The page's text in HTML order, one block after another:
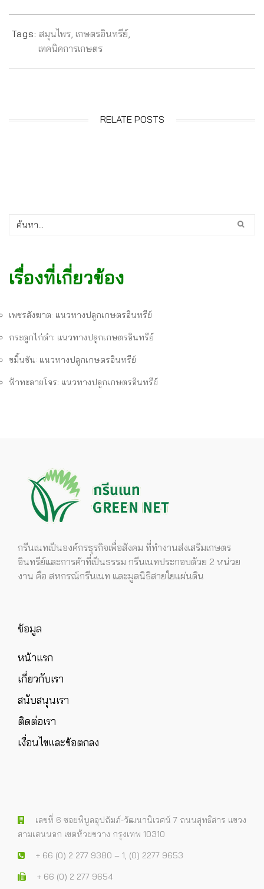
Tags: สมุนไพร, เกษตรอินทรีย์,
เทคนิคการเกษตร
RELATE POSTS
เรื่องที่เกี่ยวข้อง
เพชรสังฆาต: แนวทางปลูกเกษตรอินทรีย์
กระดูกไก่ดำ: แนวทางปลูกเกษตรอินทรีย์
ขมิ้นชัน: แนวทางปลูกเกษตรอินทรีย์
ฟ้าทะลายโจร: แนวทางปลูกเกษตรอินทรีย์
กรีนเนทเป็นองค์กรธุรกิจเพื่อสังคม ที่ทำงานส่งเสริมเกษตร
อินทรีย์และการค้าที่เป็นธรรม กรีนเนทประกอบด้วย 2 หน่วย
งาน คือ สหกรณ์กรีนเนท และมูลนิธิสายใยแผ่นดิน
ข้อมูล
หน้าแรก
เกี่ยวกับเรา
สนับสนุนเรา
ติดต่อเรา
เงื่อนไขและข้อตกลง
เลขที่ 6 ซอยพิบูลอุปถัมภ์-วัฒนานิเวศน์ 7 ถนนสุทธิสาร แขวง
สามเสนนอก เขตห้วยขวาง กรุงเทพ 10310
+ 66 (0) 2 277 9380 – 1, (0) 2277 9653
+ 66 (0) 2 277 9654